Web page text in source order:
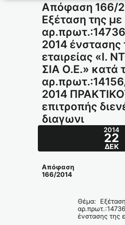
Απόφαση 166/
Εξέταση της με
2014 ένστασης
εταιρείας «Ι.
ΣΙΑ Ο.Ε.» κατά
2014
επιτροπής
διαγωνι
2014
22
ΔΕΚ
Απόφαση
166/
Θέμα:
ένστασης της